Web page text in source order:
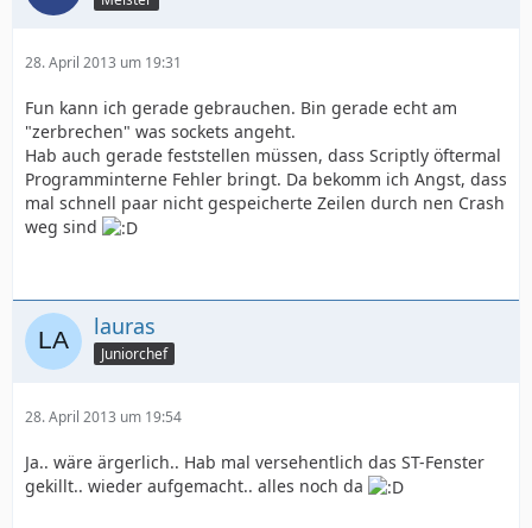
28. April 2013 um 19:31
Fun kann ich gerade gebrauchen. Bin gerade echt am
"zerbrechen" was sockets angeht.
Hab auch gerade feststellen müssen, dass Scriptly öftermal
Programminterne Fehler bringt. Da bekomm ich Angst, dass
mal schnell paar nicht gespeicherte Zeilen durch nen Crash
weg sind
lauras
Juniorchef
28. April 2013 um 19:54
Ja.. wäre ärgerlich.. Hab mal versehentlich das ST-Fenster
gekillt.. wieder aufgemacht.. alles noch da